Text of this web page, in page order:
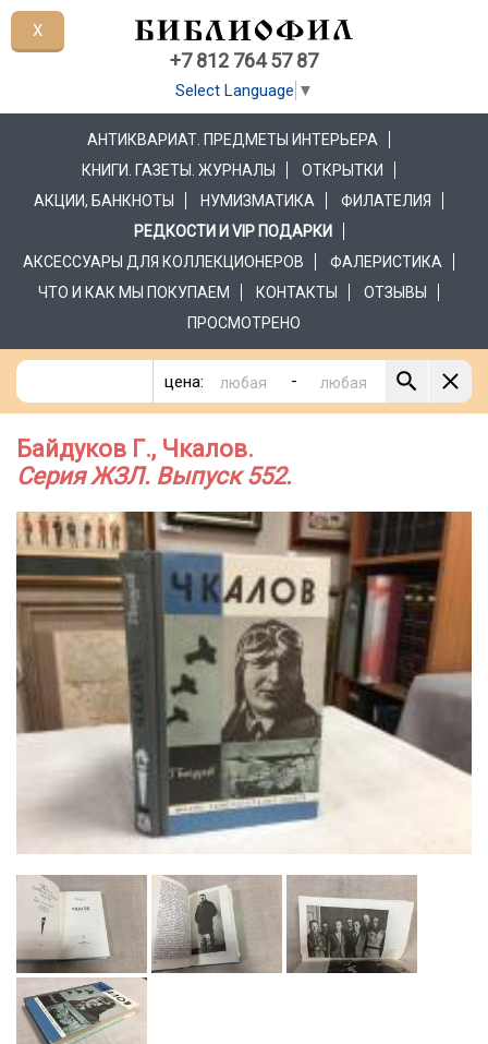
+7 812 764 57 87
Select Language ▼
АНТИКВАРИАТ. ПРЕДМЕТЫ ИНТЕРЬЕРА
КНИГИ. ГАЗЕТЫ. ЖУРНАЛЫ
ОТКРЫТКИ
АКЦИИ, БАНКНОТЫ
НУМИЗМАТИКА
ФИЛАТЕЛИЯ
РЕДКОСТИ И VIP ПОДАРКИ
АКСЕССУАРЫ ДЛЯ КОЛЛЕКЦИОНЕРОВ
ФАЛЕРИСТИКА
ЧТО И КАК МЫ ПОКУПАЕМ
КОНТАКТЫ
ОТЗЫВЫ
ПРОСМОТРЕНО
цена: -
Байдуков Г., Чкалов.
Серия ЖЗЛ. Выпуск 552.
X